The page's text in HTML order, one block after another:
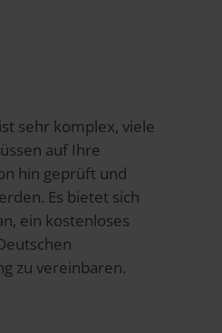
sehr komplex, viele
auf Ihre
hin geprüft und
Es bietet sich
ein kostenloses
zu vereinbaren.